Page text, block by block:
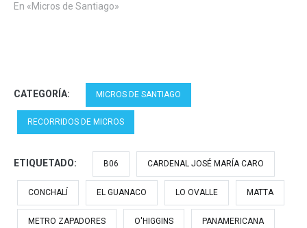
En «Micros de Santiago»
CATEGORÍA: MICROS DE SANTIAGO
RECORRIDOS DE MICROS
ETIQUETADO: B06 CARDENAL JOSÉ MARÍA CARO
CONCHALÍ EL GUANACO LO OVALLE MATTA
METRO ZAPADORES O'HIGGINS PANAMERICANA